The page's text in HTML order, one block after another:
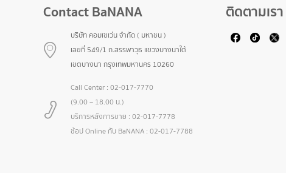
Contact BaNANA
บริษัท คอมเซเว่น จำกัด ( มหาชน )
เลขที่ 549/1 ถ.สรรพาวุธ แขวงบางนาใต้
เขตบางนา กรุงเทพมหานคร 10260
Call Center : 02-017-7770
(9.00 – 18.00 น.)
บริการหลังการขาย : 02-017-7778
ช้อป Online กับ BaNANA : 02-017-7788
ติดตามเรา